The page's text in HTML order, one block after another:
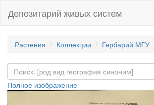
Депозитарий живых систем
Растения Коллекции Гербарий МГУ
Полное изображение